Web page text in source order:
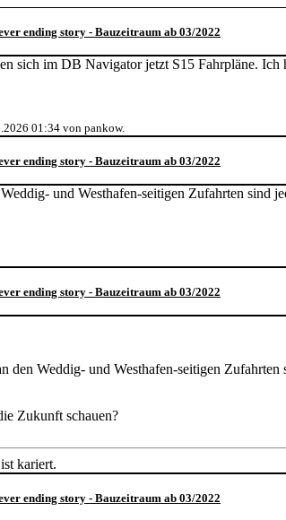
ending story - Bauzeitraum ab 03/2022
sich im DB Navigator jetzt S15 Fahrpläne.
01:34 von pankow.
ending story - Bauzeitraum ab 03/2022
und Westhafen-seitigen Zufahrten sind
ending story - Bauzeitraum ab 03/2022
den Weddig- und Westhafen-seitigen
Zukunft schauen?
kariert.
ending story - Bauzeitraum ab 03/2022